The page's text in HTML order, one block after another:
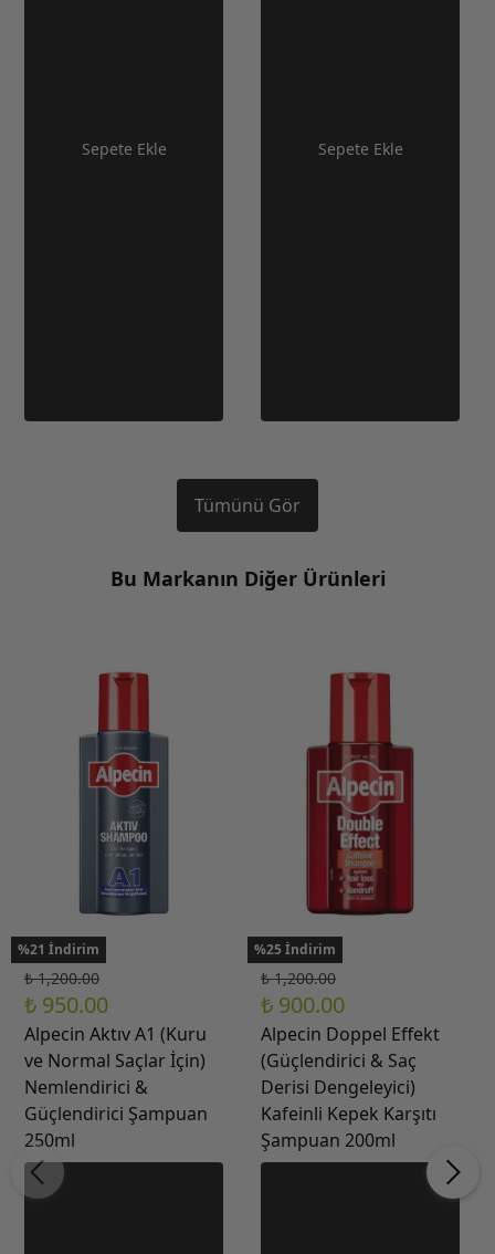
Sepete Ekle Sepete Ekle
Tümünü Gör
Bu Markanın Diğer Ürünleri
%21 İndirim
₺ 1,200.00
₺ 950.00
Alpecin Aktıv A1 (Kuru
ve Normal Saçlar İçin)
Nemlendirici &
Güçlendirici Şampuan
250ml
%25 İndirim
₺ 1,200.00
₺ 900.00
Alpecin Doppel Effekt
(Güçlendirici & Saç
Derisi Dengeleyici)
Kafeinli Kepek Karşıtı
Şampuan 200ml